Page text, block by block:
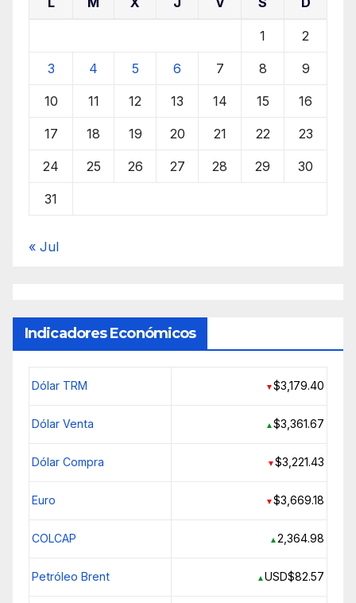
1 2
3 4 5 6 7 8 9
10 11 12 13 14 15 16
17 18 19 20 21 22 23
24 25 26 27 28 29 30
31
« Jul
Indicadores Económicos
Dólar TRM ▼$3,179.40
Dólar Venta ▲$3,361.67
Dólar Compra ▼$3,221.43
Euro ▼$3,669.18
COLCAP ▲2,364.98
Petróleo Brent ▲USD$82.57